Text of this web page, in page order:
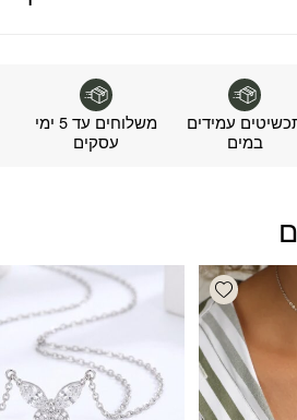
עמידים
במים
משלוחים עד 5 ימי
עסקים
Add wishlist